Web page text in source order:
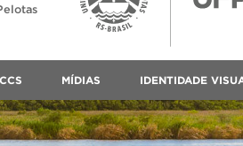
MÍDIAS IDENTIDADE